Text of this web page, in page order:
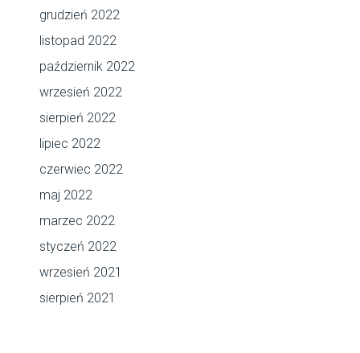
grudzień 2022
listopad 2022
październik 2022
wrzesień 2022
sierpień 2022
lipiec 2022
czerwiec 2022
maj 2022
marzec 2022
styczeń 2022
wrzesień 2021
sierpień 2021